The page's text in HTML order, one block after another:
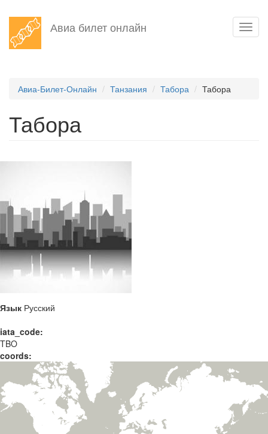
Перейти
основному
Авиа билет онлайн
Авиа-Билет-Онлайн Танзания Табора Табора
Табора
Язык Русский
iata_code:
TBO
coords: